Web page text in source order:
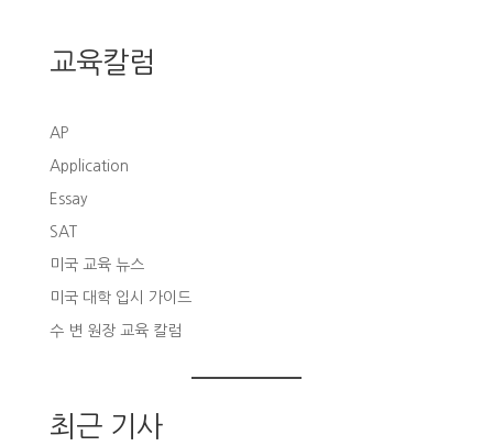
교육칼럼
AP
Application
Essay
SAT
미국 교육 뉴스
미국 대학 입시 가이드
수 변 원장 교육 칼럼
최근 기사